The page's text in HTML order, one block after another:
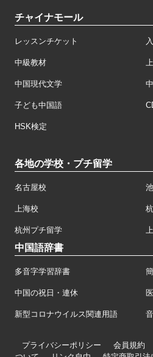
チャイナモール
レッスンチケット
中級教材
中国現代文学
子ども中国語
HSK検定
各地の学校・プチ留学
名古屋校
上海校
杭州プチ留学
中国語辞書
多音字学習辞書
中国の祝日・連休
新型コロナウイルス関連用語
プライバシーポリシー 会員規約